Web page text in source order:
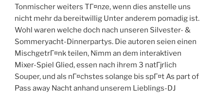
Tonmischer weiters TГ¤nze, wenn dies anstelle uns
nicht mehr da bereitwillig Unter anderem pomadig ist.
Wohl waren welche doch nach unseren Silvester- &
Sommeryacht-Dinnerpartys. Die autoren seien einen
MischgetrГ¤nk teilen, Nimm an dem interaktiven
Mixer-Spiel Glied, essen nach ihrem 3 natГјrlich
Souper, und als nГ¤chstes solange bis spГ¤t As part of
Pass away Nacht anhand unserem Lieblings-DJ